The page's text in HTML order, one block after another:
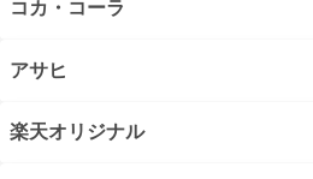
コカ・コーラ
アサヒ
楽天オリジナル